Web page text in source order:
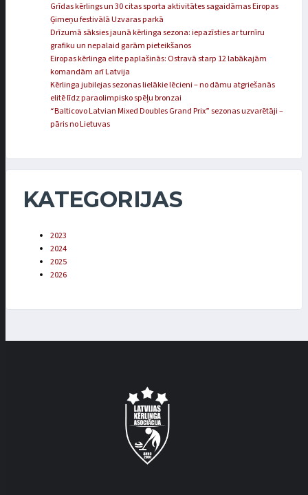
Grīdas kērlings un 30 citas sporta aktivitātes sagaidāmas Eiropas
Ģimeņu festivālā Uzvaras parkā
Drīzumā sāksies jaunā kērlinga sezona: iepazīsties ar turnīru
grafiku un nepalaid garām pieteikšanos
Eiropas kērlinga elite paplašinās: Ostravā starp 12 labākajām
komandām arī Latvija
Kērlinga jubilejas sezonas lielākie lēcieni – no dāmu atgriešanās
elitē līdz paraolimpisko spēļu bronzai
“Balticovo Latvian Mixed Doubles Grand Prix” sezonas uzvarētāji –
pāris no Lietuvas
KATEGORIJAS
2023
2024
2025
2026